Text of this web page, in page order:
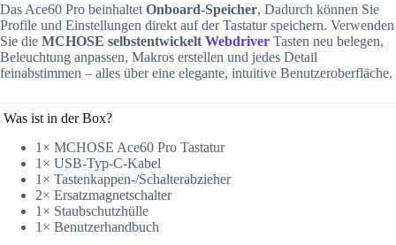
Das Ace60 Pro beinhaltet Onboard-Speicher, Dadurch können Sie
Profile und Einstellungen direkt auf der Tastatur speichern. Verwenden
Sie die MCHOSE selbstentwickelt Webdriver Tasten neu belegen,
Beleuchtung anpassen, Makros erstellen und jedes Detail
feinabstimmen – alles über eine elegante, intuitive Benutzeroberfläche.
Was ist in der Box?
1× MCHOSE Ace60 Pro Tastatur
1× USB-Typ-C-Kabel
1× Tastenkappen-/Schalterabzieher
2× Ersatzmagnetschalter
1× Staubschutzhülle
1× Benutzerhandbuch